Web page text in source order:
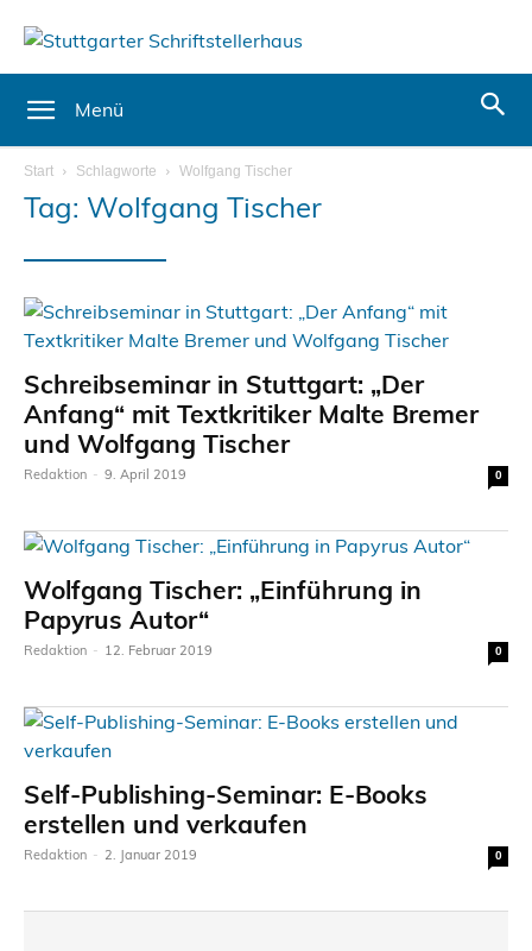
Menü
Start Schlagworte Wolfgang Tischer
Tag: Wolfgang Tischer
Schreibseminar in Stuttgart: „Der
Anfang“ mit Textkritiker Malte Bremer
und Wolfgang Tischer
Redaktion - 9. April 2019 0
Wolfgang Tischer: „Einführung in
Papyrus Autor“
Redaktion - 12. Februar 2019 0
Self-Publishing-Seminar: E-Books
erstellen und verkaufen
Redaktion - 2. Januar 2019 0